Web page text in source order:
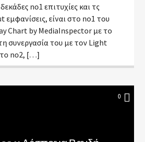
no1 επιτυχίες και τς
είναι στο no1 του
Chart by ΜediaInspector με το
συνεργασία του με τον Light
no2, […]
0